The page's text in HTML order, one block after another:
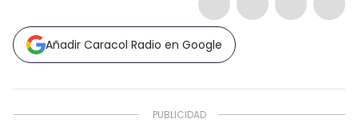
Añadir Caracol Radio en Google